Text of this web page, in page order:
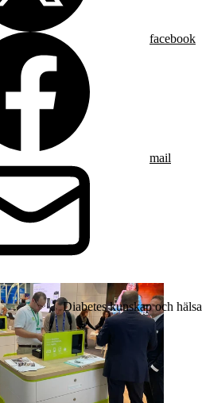
facebook
mail
Diabetes kunskap och hälsa